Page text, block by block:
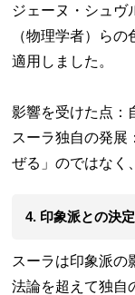
ジェーヌ・シュヴ
（物理学者）ら
適用しました。
影響を受けた点：
スーラ独自の発展
ぜる」のではなく
4. 印象派との決
スーラは印象派の
法論を超えて独自